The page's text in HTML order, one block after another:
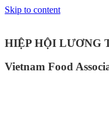
Skip to content
HIỆP HỘI LƯƠNG
Vietnam Food